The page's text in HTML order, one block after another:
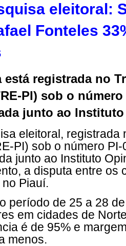
eleitoral:
Fonteles
está registrada no
PI) sob o número
junto ao
eleitoral, registrada
PI) sob o número
junto ao Instituto
a disputa entre os
Piauí.
período de 25 a 28
em cidades de
é de 95% e
menos.